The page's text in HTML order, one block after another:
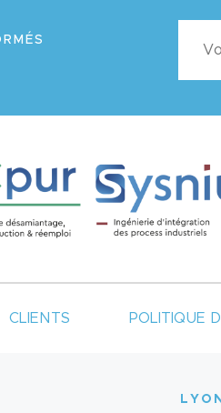
CLIENTS POLITIQUE
LYON